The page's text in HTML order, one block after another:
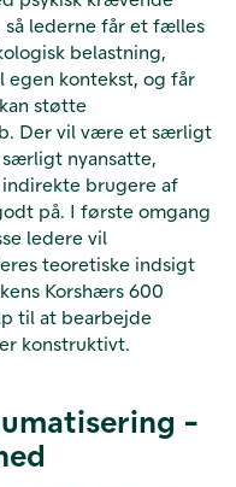
lederne får et fælles
belastning,
kontekst, og får
støtte
Der vil være et særligt
nyansatte,
brugere af
på. I første omgang
ledere vil
teoretiske indsigt
Korshærs 600
til at bearbejde
konstruktivt.
-